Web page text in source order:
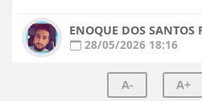
ENOQUE DOS SANTOS
28/05/2026 18:16
A- A+